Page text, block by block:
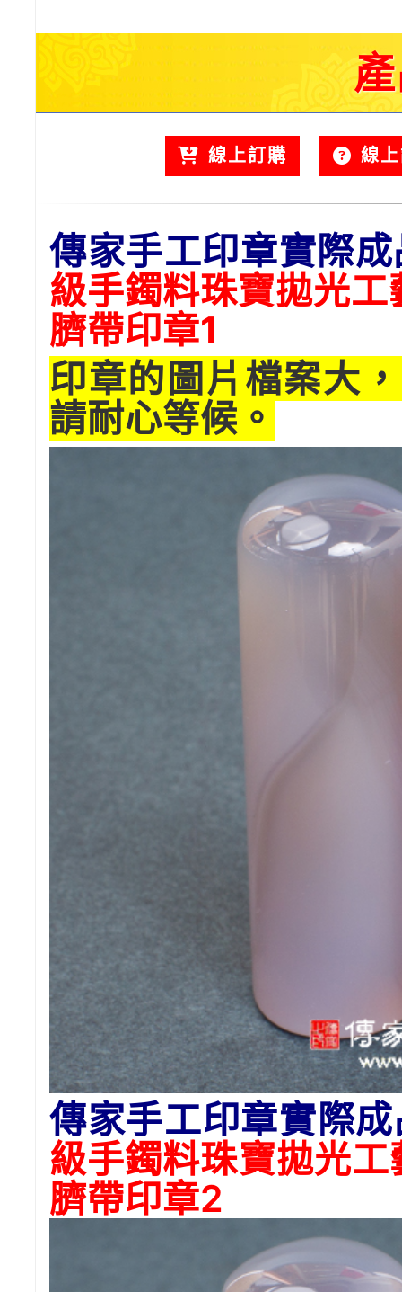
線上訂購 線
傳家手工印章實際
級手鐲料珠寶拋光
臍帶印章1
印章的圖片檔案大
請耐心等候。
傳家手工印章實際
級手鐲料珠寶拋光
臍帶印章2